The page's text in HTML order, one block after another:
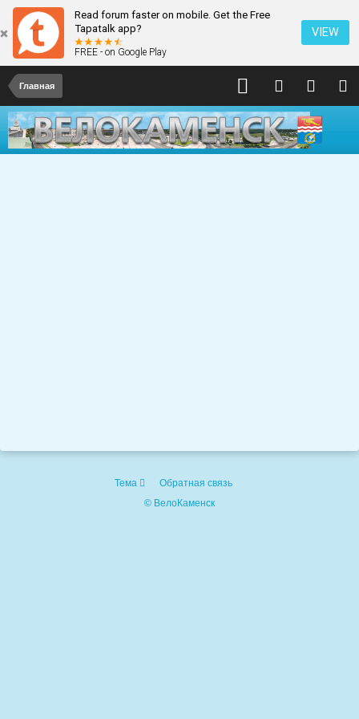
Read forum faster on mobile. Get the Free
Tapatalk app?
FREE - on Google Play
VIEW
Главная
Тема
Обратная связь
© ВелоКаменск